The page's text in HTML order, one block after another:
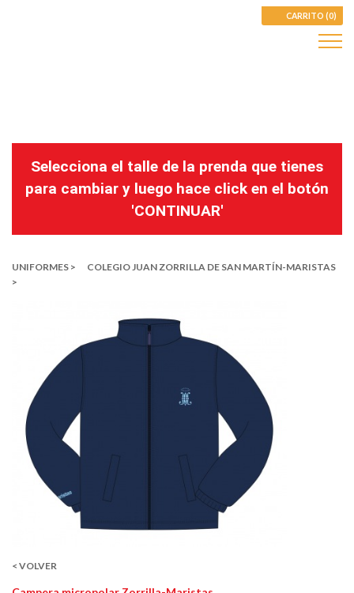
CARRITO (0)
Selecciona el talle de la prenda que tienes
para cambiar y luego hace click en el botón
'CONTINUAR'
UNIFORMES >
COLEGIO JUAN ZORRILLA DE SAN MARTÍN-MARISTAS
>
< VOLVER